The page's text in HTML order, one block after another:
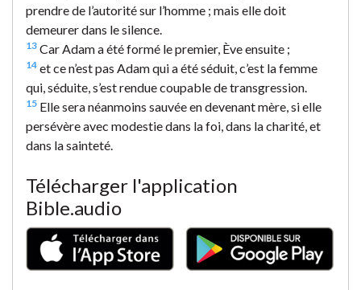
prendre de l’autorité sur l’homme ; mais elle doit
demeurer dans le silence.
13 Car Adam a été formé le premier, Ève ensuite ;
14 et ce n’est pas Adam qui a été séduit, c’est la femme
qui, séduite, s’est rendue coupable de transgression.
15 Elle sera néanmoins sauvée en devenant mère, si elle
persévère avec modestie dans la foi, dans la charité, et
dans la sainteté.
Télécharger l'application
Bible.audio